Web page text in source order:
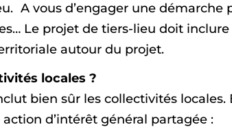
A vous d’engager une
Le projet de tiers-lieu doit
autour du projet.
locales ?
bien sûr les collectivités
d’intérêt général partagée :